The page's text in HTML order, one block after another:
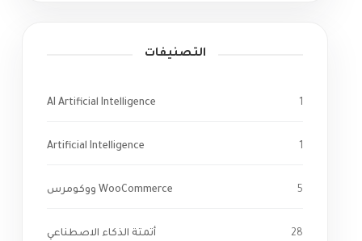
التصنيفات
AI Artificial Intelligence 1
Artificial Intelligence 1
WooCommerce ووكومرس 5
أتمتة الذكاء الاصطناعي 28